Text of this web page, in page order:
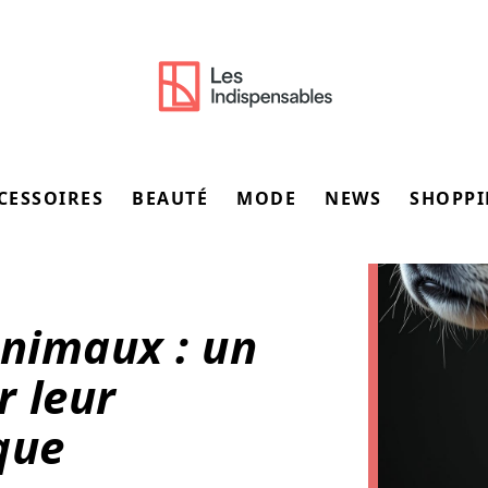
BEAUTÉ MODE NEWS
: un
leur